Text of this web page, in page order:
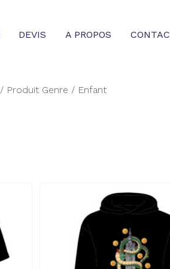
DEVIS A PROPOS
/ Produit Genre / Enfant